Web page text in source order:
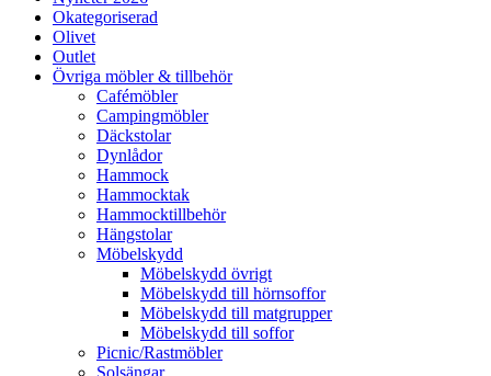
Okategoriserad
Olivet
Outlet
Övriga möbler & tillbehör
Cafémöbler
Campingmöbler
Däckstolar
Dynlådor
Hammock
Hammocktak
Hammocktillbehör
Hängstolar
Möbelskydd
Möbelskydd övrigt
Möbelskydd till hörnsoffor
Möbelskydd till matgrupper
Möbelskydd till soffor
Picnic/Rastmöbler